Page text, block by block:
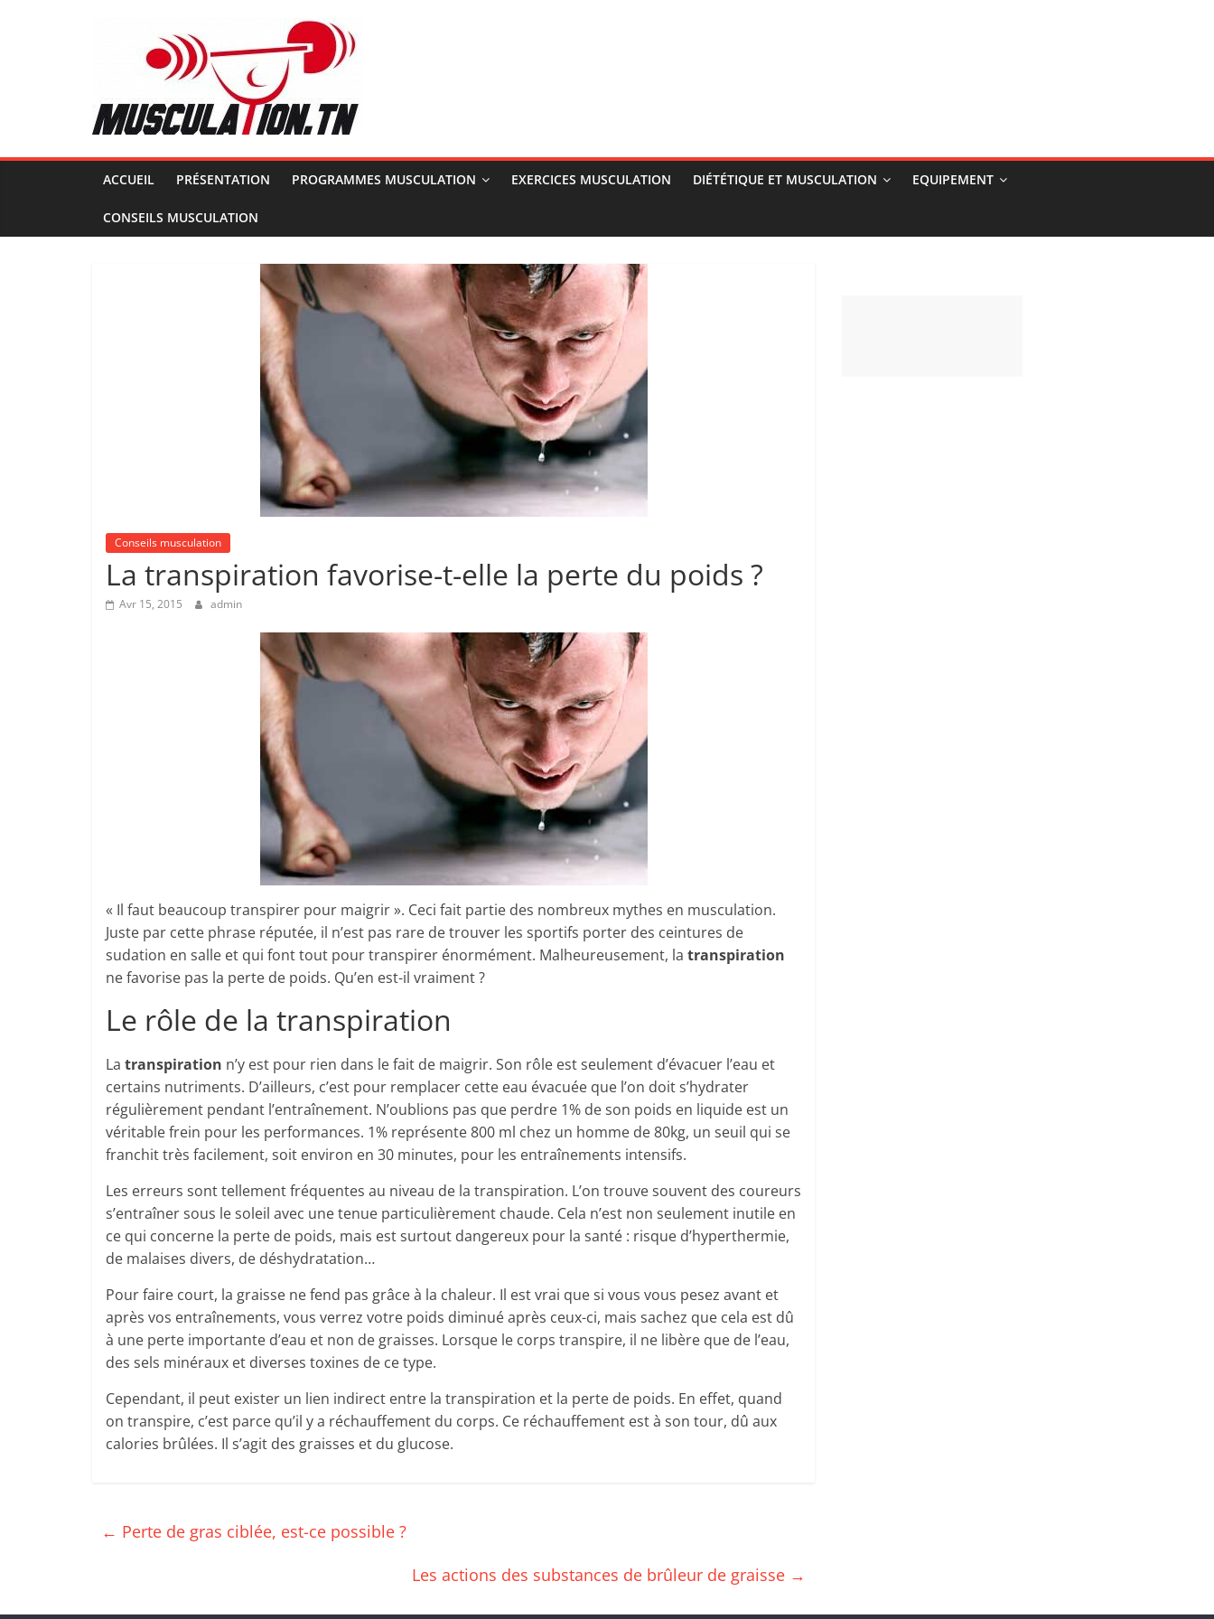
Musculation.tn
Pour
avoir
des
d'acier
ACCUEIL PRÉSENTATION PROGRAMMES MUSCULATION EXERCICES MUSCULATION DIÉTÉTIQUE ET MUSCULATION EQUIPEMENT
CONSEILS MUSCULATION
Conseils musculation
La transpiration favorise-t-elle la perte du poids ?
Avr 15, 2015 admin
« Il faut beaucoup transpirer pour maigrir ». Ceci fait partie des nombreux mythes en musculation.
Juste par cette phrase réputée, il n’est pas rare de trouver les sportifs porter des ceintures de
sudation en salle et qui font tout pour transpirer énormément. Malheureusement, la transpiration
ne favorise pas la perte de poids. Qu’en est-il vraiment ?
Le rôle de la transpiration
La transpiration n’y est pour rien dans le fait de maigrir. Son rôle est seulement d’évacuer l’eau et
certains nutriments. D’ailleurs, c’est pour remplacer cette eau évacuée que l’on doit s’hydrater
régulièrement pendant l’entraînement. N’oublions pas que perdre 1% de son poids en liquide est un
véritable frein pour les performances. 1% représente 800 ml chez un homme de 80kg, un seuil qui se
franchit très facilement, soit environ en 30 minutes, pour les entraînements intensifs.
Les erreurs sont tellement fréquentes au niveau de la transpiration. L’on trouve souvent des coureurs
s’entraîner sous le soleil avec une tenue particulièrement chaude. Cela n’est non seulement inutile en
ce qui concerne la perte de poids, mais est surtout dangereux pour la santé : risque d’hyperthermie,
de malaises divers, de déshydratation…
Pour faire court, la graisse ne fend pas grâce à la chaleur. Il est vrai que si vous vous pesez avant et
après vos entraînements, vous verrez votre poids diminué après ceux-ci, mais sachez que cela est dû
à une perte importante d’eau et non de graisses. Lorsque le corps transpire, il ne libère que de l’eau,
des sels minéraux et diverses toxines de ce type.
Cependant, il peut exister un lien indirect entre la transpiration et la perte de poids. En effet, quand
on transpire, c’est parce qu’il y a réchauffement du corps. Ce réchauffement est à son tour, dû aux
calories brûlées. Il s’agit des graisses et du glucose.
← Perte de gras ciblée, est-ce possible ?
Les actions des substances de brûleur de graisse →